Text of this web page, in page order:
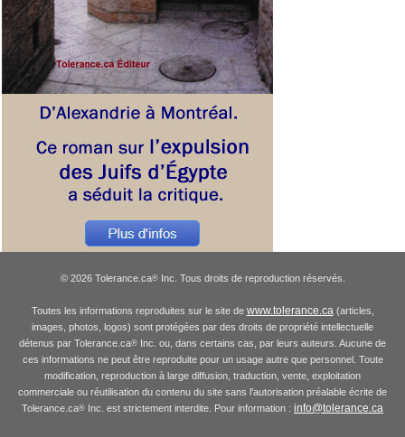
© 2026 Tolerance.ca®Inc. Tous droits de reproduction réservés.
Toutes les informations reproduites sur le site de www.tolerance.ca(articles,
images, photos, logos) sont protégées par des droits de propriété intellectuelle
détenus par Tolerance.ca® Inc. ou, dans certains cas, par leurs auteurs. Aucune de
ces informations ne peut être reproduite pour un usage autre que personnel. Toute
modification, reproduction à large diffusion, traduction, vente, exploitation
commerciale ou réutilisation du contenu du site sans l'autorisation préalable écrite de
Tolerance.ca® Inc. est strictement interdite. Pour information : info@tolerance.ca